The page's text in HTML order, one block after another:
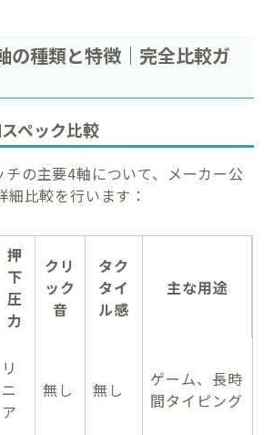
の種類と特徴｜完全比較ガ
ペック比較
の主要4軸について、メーカー公
比較を行います：
押
下
圧
力
クリ
ック
音
タク
タイ
ル感
主な用途
リ
ニ
ア
無し 無し
ゲーム、長時
間タイピング